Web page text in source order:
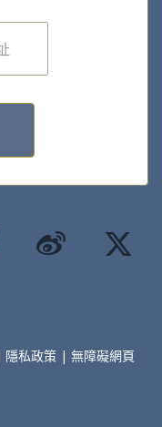
隱私政策 | 無障礙網頁